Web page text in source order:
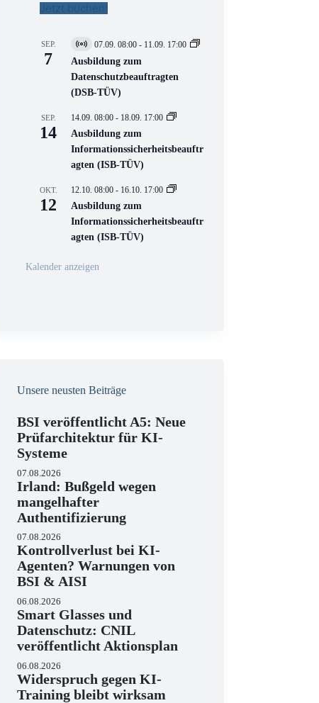
Jetzt buchen!
SEP.
7
V
i
t
u
l
V
e
r
n
s
t
a
t
n
07.09. 08:00 - 11.09. 17:00
Ausbildung zum
Datenschutzbeauftragten
(DSB-TÜV)
SEP.
14
14.09. 08:00 - 18.09. 17:00
Ausbildung zum
Informationssicherheitsbeauftr
agten (ISB-TÜV)
OKT.
12
12.10. 08:00 - 16.10. 17:00
Ausbildung zum
Informationssicherheitsbeauftr
agten (ISB-TÜV)
Kalender anzeigen
Unsere neusten Beiträge
BSI veröffentlicht A5: Neue
Prüfarchitektur für KI-
Systeme
07.08.2026
Irland: Bußgeld wegen
mangelhafter
Authentifizierung
07.08.2026
Kontrollverlust bei KI-
Agenten? Warnungen von
BSI & AISI
06.08.2026
Smart Glasses und
Datenschutz: CNIL
veröffentlicht Aktionsplan
06.08.2026
Widerspruch gegen KI-
Training bleibt wirksam